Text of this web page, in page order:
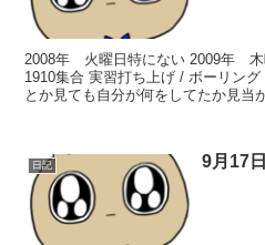
2008年 火曜日特にない 2009年
1910集合 実習打ち上げ / ボーリン
とか見ても自分が何をしてたか見当
日記 9月17日